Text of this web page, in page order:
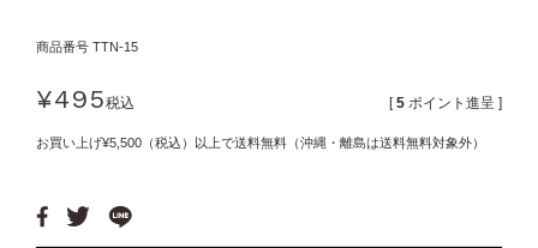
商品番号 TTN-15
¥495税込 [ 5 ポイント進呈 ]
お買い上げ¥5,500（税込）以上で送料無料（沖縄・離島は送料無料対象外）